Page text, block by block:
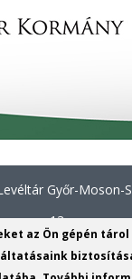
Győr-Moson-
u. 13.
az Ön gépén